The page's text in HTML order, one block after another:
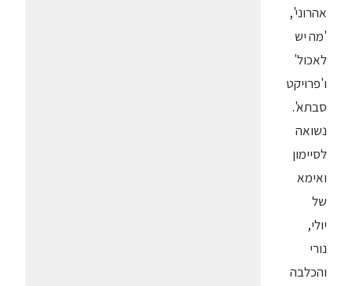
אהרוני',
'מה יש
לאכול'
ו'פרויקט
סבתא'.
נשואה
לסיימון
ואימא
של
יולי,
נורי
והכלבה